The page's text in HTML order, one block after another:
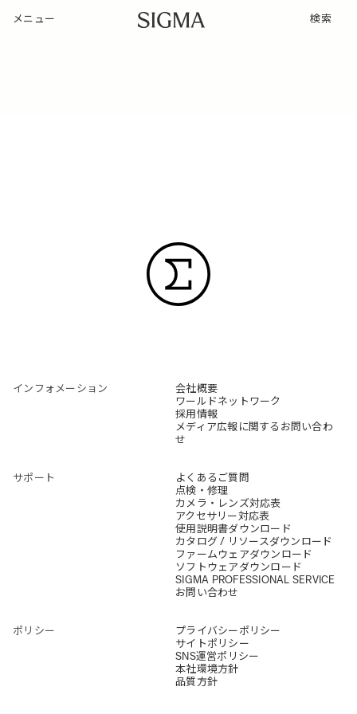
メニュー 検索
インフォメーション
会社概要
ワールドネットワーク
採用情報
メディア広報に関するお問い合わ
せ
サポート
よくあるご質問
点検・修理
カメラ・レンズ対応表
アクセサリー対応表
使用説明書ダウンロード
カタログ / リソースダウンロード
ファームウェアダウンロード
ソフトウェアダウンロード
SIGMA PROFESSIONAL SERVICE
お問い合わせ
ポリシー
プライバシーポリシー
サイトポリシー
SNS運営ポリシー
本社環境方針
品質方針